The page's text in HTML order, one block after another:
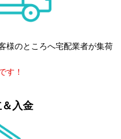
様のところへ宅配業者が集荷
す！
入金